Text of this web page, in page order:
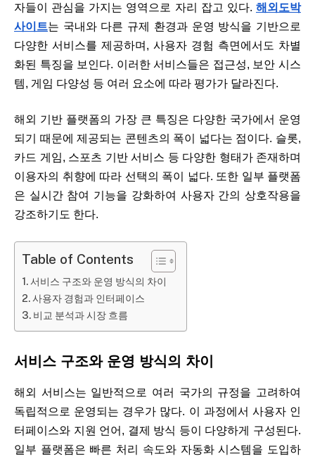
자들이 관심을 가지는 영역으로 자리 잡고 있다. 해외도박
사이트는 국내와 다른 규제 환경과 운영 방식을 기반으로
다양한 서비스를 제공하며, 사용자 경험 측면에서도 차별
화된 특징을 보인다. 이러한 서비스들은 접근성, 보안 시스
템, 게임 다양성 등 여러 요소에 따라 평가가 달라진다.
해외 기반 플랫폼의 가장 큰 특징은 다양한 국가에서 운영
되기 때문에 제공되는 콘텐츠의 폭이 넓다는 점이다. 슬롯,
카드 게임, 스포츠 기반 서비스 등 다양한 형태가 존재하며
이용자의 취향에 따라 선택의 폭이 넓다. 또한 일부 플랫폼
은 실시간 참여 기능을 강화하여 사용자 간의 상호작용을
강조하기도 한다.
Table of Contents
서비스 구조와 운영 방식의 차이
사용자 경험과 인터페이스
비교 분석과 시장 흐름
서비스 구조와 운영 방식의 차이
해외 서비스는 일반적으로 여러 국가의 규정을 고려하여
독립적으로 운영되는 경우가 많다. 이 과정에서 사용자 인
터페이스와 지원 언어, 결제 방식 등이 다양하게 구성된다.
일부 플랫폼은 빠른 처리 속도와 자동화 시스템을 도입하